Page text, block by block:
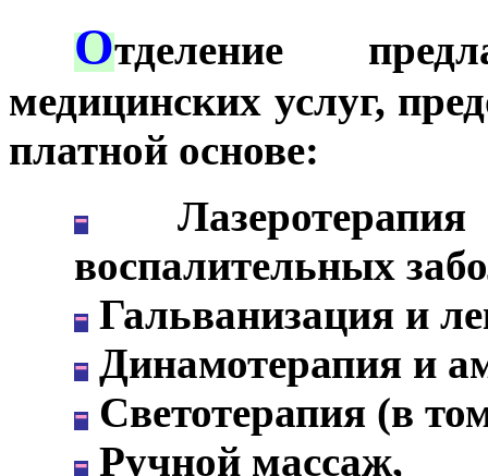
Отделение
медицинских услуг,
платной основе:
-
воспалительных
- Гальванизация и
- Динамотерапия и
- Светотерапия (в
- Ручной массаж,